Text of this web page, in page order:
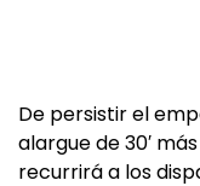
De persistir el
alargue de 30′
recurrirá a los